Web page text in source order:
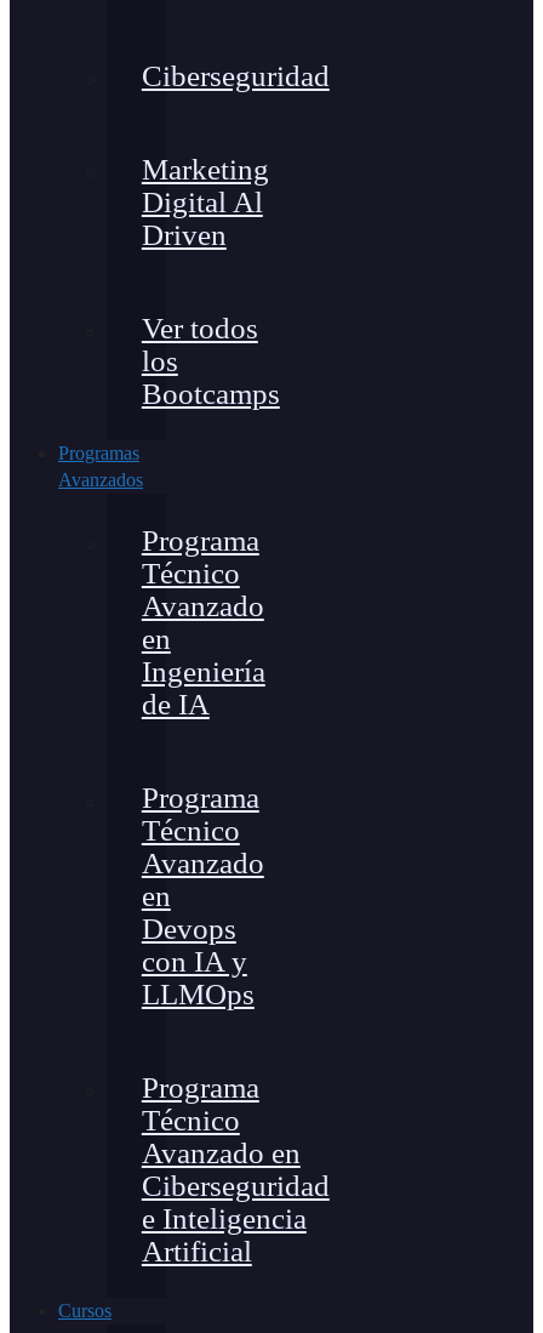
Ciberseguridad
Marketing
Digital Al
Driven
Ver todos
los
Bootcamps
Programas
Avanzados
Programa
Técnico
Avanzado
en
Ingeniería
de IA
Programa
Técnico
Avanzado
en
Devops
con IA y
LLMOps
Programa
Técnico
Avanzado en
Ciberseguridad
e Inteligencia
Artificial
Cursos